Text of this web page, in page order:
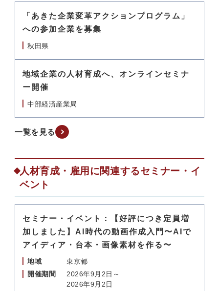
「あきた企業変革アクションプログラム」
への参加企業を募集
秋田県
地域企業の人材育成へ、オンラインセミナ
ー開催
中部経済産業局
一覧を見る
人材育成・雇用に関連するセミナー・イ
ベント
セミナー・イベント：【好評につき定員増
加しました】AI時代の動画作成入門〜AIで
アイディア・台本・画像素材を作る〜
地域
東京都
開催期間
2026年9月2日～
2026年9月2日